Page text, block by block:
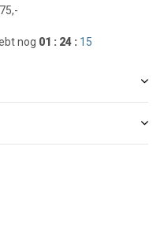
nog 01 : 24 : 15